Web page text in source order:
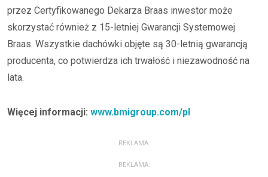
przez Certyfikowanego Dekarza Braas inwestor może
skorzystać również z 15-letniej Gwarancji Systemowej
Braas. Wszystkie dachówki objęte są 30-letnią gwarancją
producenta, co potwierdza ich trwałość i niezawodność na
lata.
Więcej informacji: www.bmigroup.com/pl
REKLAMA:
REKLAMA: